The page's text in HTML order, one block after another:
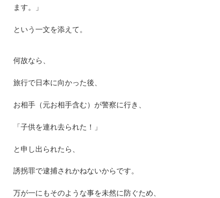
ます。」
という一文を添えて。
何故なら、
旅行で日本に向かった後、
お相手（元お相手含む）が警察に行き、
「子供を連れ去られた！」
と申し出られたら、
誘拐罪で逮捕されかねないからです。
万が一にもそのような事を未然に防ぐため、